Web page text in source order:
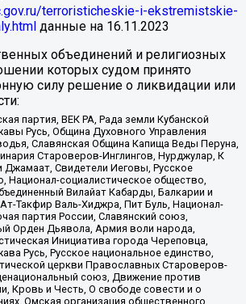
terroristicheskie-i-ekstremistskie-
данные на 16.11.2023
объединений и религиозных
которых судом принято
силу решение о ликвидации или
партия, ВЕК РА, Рада земли Кубанской
Русь, Община Духовного Управления
Славянская Община Капища Веды Перуна,
Староверов-Инглингов, Нурджулар, К
Джамаат, Свидетели Иеговы, Русское
Национал-социалистическое общество,
Вилайат Кабарды, Балкарии и
Такфир Валь-Хиджра, Пит Буль, Национал-
партия России, Славянский союз,
Орден Дьявола, Армия воли народа,
Инициатива города Череповца,
Русь, Русское национальное единство,
церкви Православных Староверов-
союз, Движение против
Кровь и Честь, О свободе совести и о
Омская организация общественного